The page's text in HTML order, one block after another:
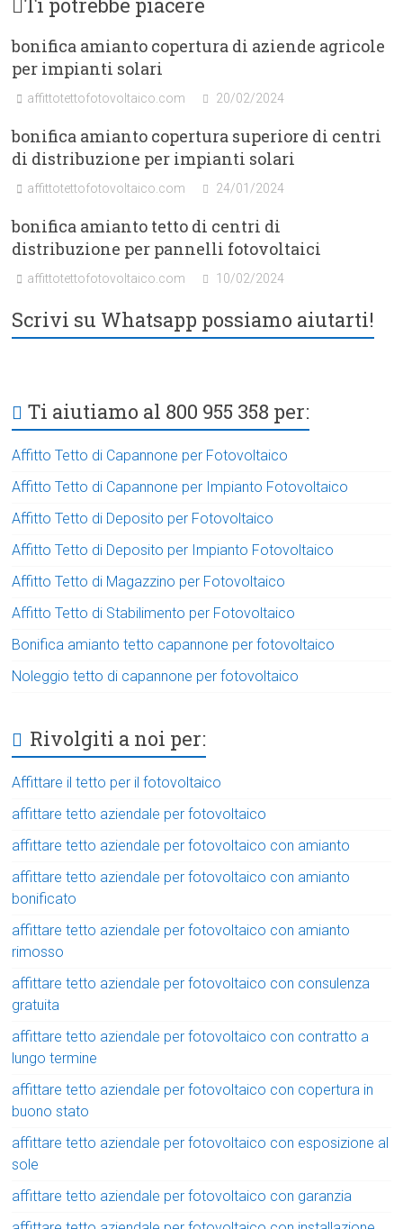
bonifica amianto copertura di aziende agricole
per impianti solari
affittotettofotovoltaico.com 20/02/2024
bonifica amianto copertura superiore di centri
di distribuzione per impianti solari
affittotettofotovoltaico.com 24/01/2024
bonifica amianto tetto di centri di
distribuzione per pannelli fotovoltaici
affittotettofotovoltaico.com 10/02/2024
Scrivi su Whatsapp possiamo aiutarti!
Ti aiutiamo al 800 955 358 per:
Affitto Tetto di Capannone per Fotovoltaico
Affitto Tetto di Capannone per Impianto Fotovoltaico
Affitto Tetto di Deposito per Fotovoltaico
Affitto Tetto di Deposito per Impianto Fotovoltaico
Affitto Tetto di Magazzino per Fotovoltaico
Affitto Tetto di Stabilimento per Fotovoltaico
Bonifica amianto tetto capannone per fotovoltaico
Noleggio tetto di capannone per fotovoltaico
Rivolgiti a noi per:
Affittare il tetto per il fotovoltaico
affittare tetto aziendale per fotovoltaico
affittare tetto aziendale per fotovoltaico con amianto
affittare tetto aziendale per fotovoltaico con amianto
bonificato
affittare tetto aziendale per fotovoltaico con amianto
rimosso
affittare tetto aziendale per fotovoltaico con consulenza
gratuita
affittare tetto aziendale per fotovoltaico con contratto a
lungo termine
affittare tetto aziendale per fotovoltaico con copertura in
buono stato
affittare tetto aziendale per fotovoltaico con esposizione al
sole
affittare tetto aziendale per fotovoltaico con garanzia